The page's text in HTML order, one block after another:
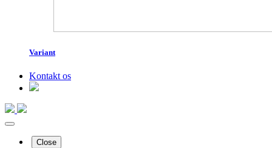
Variant
Kontakt os
Close